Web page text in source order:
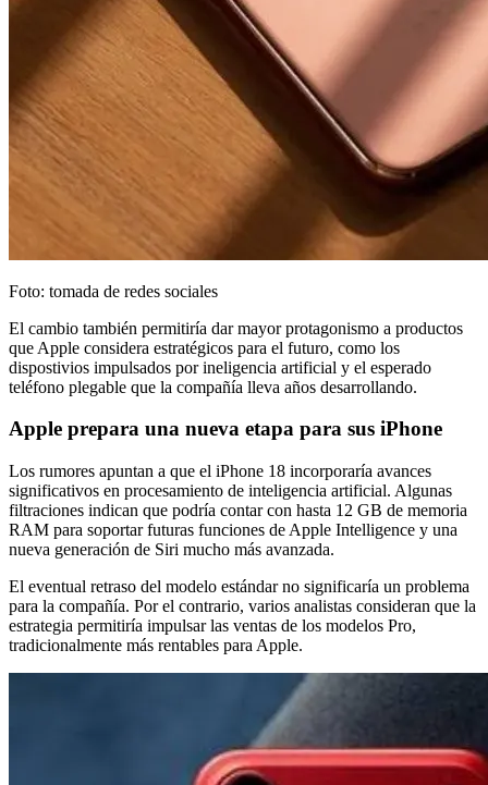
Foto: tomada de redes sociales
El cambio también permitiría dar mayor protagonismo a productos
que Apple considera estratégicos para el futuro, como los
dispostivios impulsados por ineligencia artificial y el esperado
teléfono plegable que la compañía lleva años desarrollando.
Apple prepara una nueva etapa para sus iPhone
Los rumores apuntan a que el iPhone 18 incorporaría avances
significativos en procesamiento de inteligencia artificial. Algunas
filtraciones indican que podría contar con hasta 12 GB de memoria
RAM para soportar futuras funciones de Apple Intelligence y una
nueva generación de Siri mucho más avanzada.
El eventual retraso del modelo estándar no significaría un problema
para la compañía. Por el contrario, varios analistas consideran que la
estrategia permitiría impulsar las ventas de los modelos Pro,
tradicionalmente más rentables para Apple.